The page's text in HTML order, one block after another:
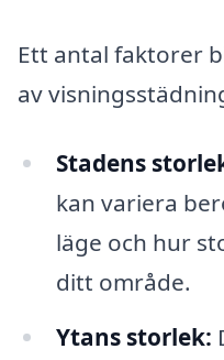
Ett antal faktorer
av
Stadens
kan variera
läge och hur
ditt område.
Ytans storlek: